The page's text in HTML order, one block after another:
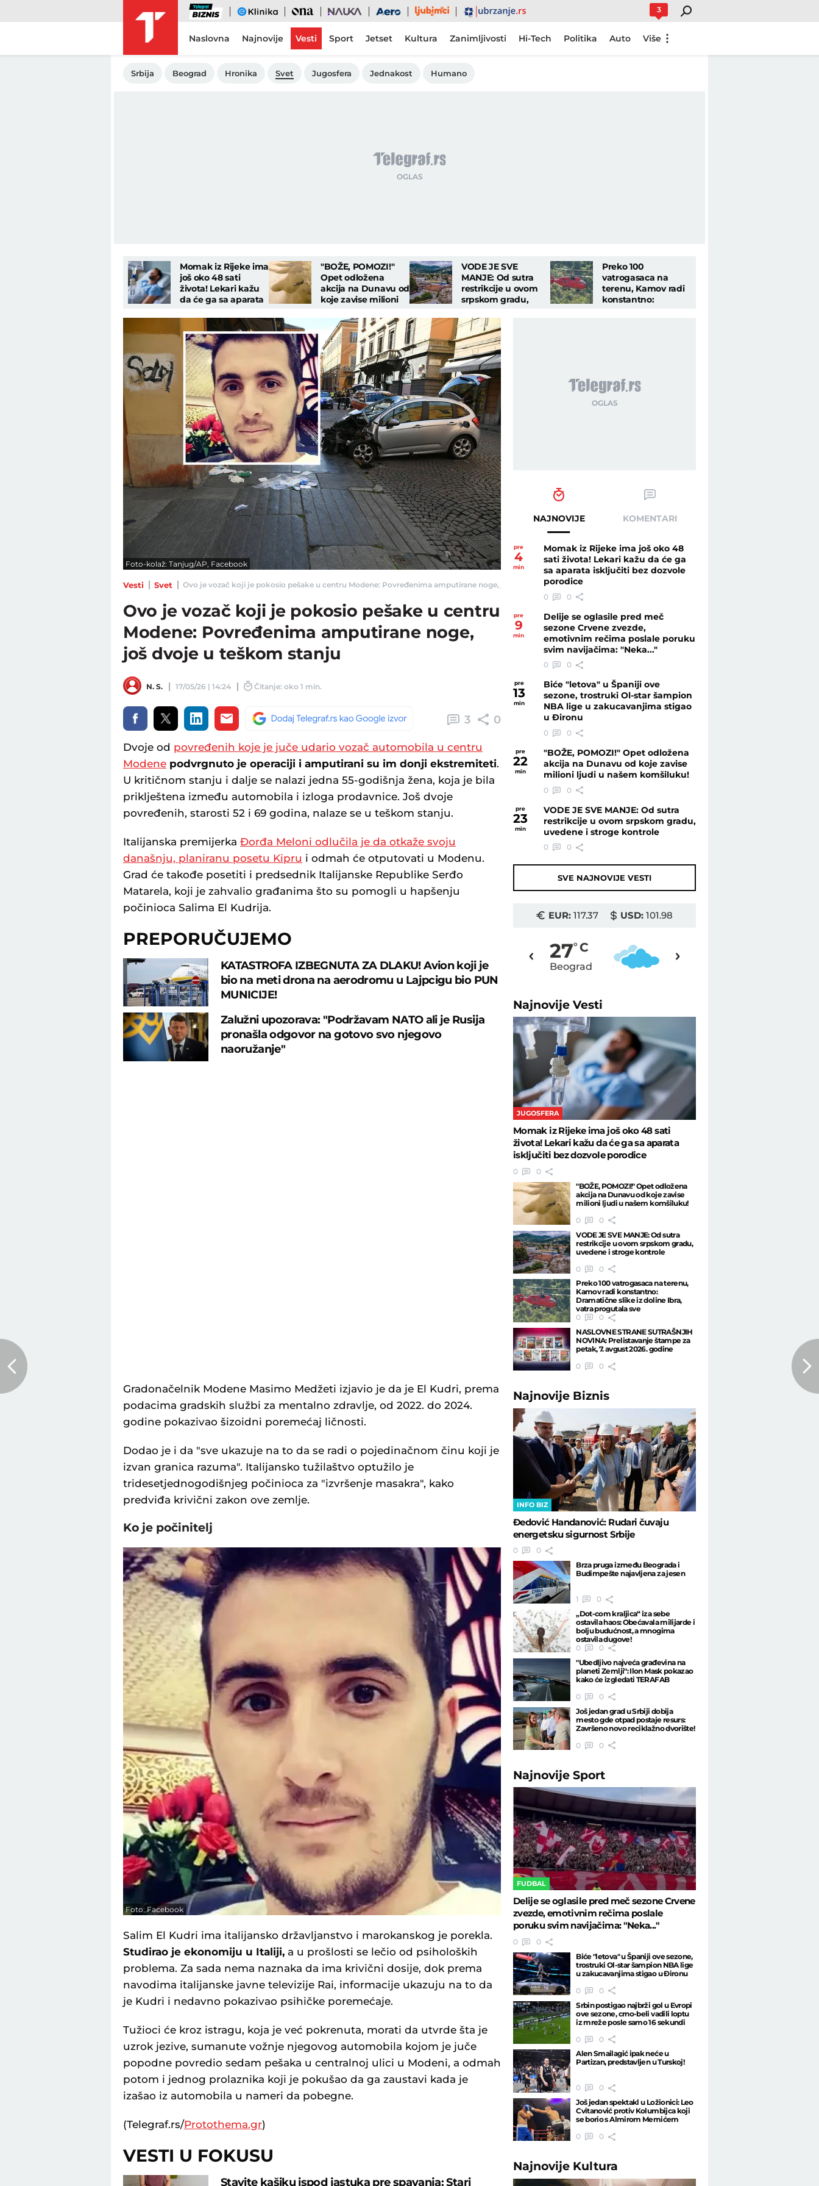
Biznis eKlinika Ona Nauka Aero Ljubimci Ubrzanje 3
Naslovna Najnovije Vesti Sport Jetset Kultura Zanimljivosti Hi-Tech Politika Auto Više
Srbija Beograd Hronika Svet Jugosfera Jednakost Humano
Momak iz Rijeke ima
još oko 48 sati
života! Lekari kažu
da će ga sa aparata
porodice
"BOŽE, POMOZI!"
Opet odložena
akcija na Dunavu od
koje zavise milioni
komšiluku!
VODE JE SVE
MANJE: Od sutra
restrikcije u ovom
srpskom gradu,
kontrole
Preko 100
vatrogasaca na
terenu, Kamov radi
konstantno:
Foto-kolaž: Tanjug/AP, Facebook
Vesti Svet Ovo je vozač koji je pokosio pešake u centru Modene: Povređenima amputirane noge, još dvoje u teškom stanju - Vesti - Telegraf.rs
Ovo je vozač koji je pokosio pešake u centru
Modene: Povređenima amputirane noge,
još dvoje u teškom stanju
N. S. 17/05/26 | 14:24 Čitanje: oko 1 min.
3 0
Dvoje od povređenih koje je juče udario vozač automobila u centru
Modene podvrgnuto je operaciji i amputirani su im donji ekstremiteti.
U kritičnom stanju i dalje se nalazi jedna 55-godišnja žena, koja je bila
priklještena između automobila i izloga prodavnice. Još dvoje
povređenih, starosti 52 i 69 godina, nalaze se u teškom stanju.
Italijanska premijerka Đorđa Meloni odlučila je da otkaže svoju
današnju, planiranu posetu Kipru i odmah će otputovati u Modenu.
Grad će takođe posetiti i predsednik Italijanske Republike Serđo
Matarela, koji je zahvalio građanima što su pomogli u hapšenju
počinioca Salima El Kudrija.
PREPORUČUJEMO
KATASTROFA IZBEGNUTA ZA DLAKU! Avion koji je
bio na meti drona na aerodromu u Lajpcigu bio PUN
MUNICIJE!
Zalužni upozorava: "Podržavam NATO ali je Rusija
pronašla odgovor na gotovo svo njegovo
naoružanje"
Gradonačelnik Modene Masimo Medžeti izjavio je da je El Kudri, prema
podacima gradskih službi za mentalno zdravlje, od 2022. do 2024.
godine pokazivao šizoidni poremećaj ličnosti.
Dodao je i da "sve ukazuje na to da se radi o pojedinačnom činu koji je
izvan granica razuma". Italijansko tužilaštvo optužilo je
tridesetjednogodišnjeg počinioca za "izvršenje masakra", kako
predviđa krivični zakon ove zemlje.
Ko je počinitelj
Foto: Facebook
Salim El Kudri ima italijansko državljanstvo i marokanskog je porekla.
Studirao je ekonomiju u Italiji, a u prošlosti se lečio od psiholoških
problema. Za sada nema naznaka da ima krivični dosije, dok prema
navodima italijanske javne televizije Rai, informacije ukazuju na to da
je Kudri i nedavno pokazivao psihičke poremećaje.
Tužioci će kroz istragu, koja je već pokrenuta, morati da utvrde šta je
uzrok jezive, sumanute vožnje njegovog automobila kojom je juče
popodne povredio sedam pešaka u centralnoj ulici u Modeni, a odmah
potom i jednog prolaznika koji je pokušao da ga zaustavi kada je
izašao iz automobila u nameri da pobegne.
(Telegraf.rs/Protothema.gr)
VESTI U FOKUSU
Stavite kašiku ispod jastuka pre spavanja: Stari
NAJNOVIJE KOMENTARI
pre
4
min
Momak iz Rijeke ima još oko 48
sati života! Lekari kažu da će ga
sa aparata isključiti bez dozvole
porodice
0 0
pre
9
min
Delije se oglasile pred meč
sezone Crvene zvezde,
emotivnim rečima poslale poruku
svim navijačima: "Neka..."
0 0
pre
13
min
Biće "letova" u Španiji ove
sezone, trostruki Ol-star šampion
NBA lige u zakucavanjima stigao
u Đironu
0 0
pre
22
min
"BOŽE, POMOZI!" Opet odložena
akcija na Dunavu od koje zavise
milioni ljudi u našem komšiluku!
0 0
pre
23
min
VODE JE SVE MANJE: Od sutra
restrikcije u ovom srpskom gradu,
uvedene i stroge kontrole
0 0
SVE NAJNOVIJE VESTI
EUR:117.37 USD: 101.98
Priština
27o C
Beograd
NajnovijeVesti
JUGOSFERA
Momak iz Rijeke ima još oko 48 sati
života! Lekari kažu da će ga sa aparata
isključiti bez dozvole porodice
0
0
"BOŽE, POMOZI!" Opet odložena
akcija na Dunavu od koje zavise
milioni ljudi u našem komšiluku!
0
0
VODE JE SVE MANJE: Od sutra
restrikcije u ovom srpskom gradu,
uvedene i stroge kontrole
0
0
Preko 100 vatrogasaca na terenu,
Kamov radi konstantno:
Dramatične slike iz doline Ibra,
vatra progutala sve
0
0
NASLOVNE STRANE SUTRAŠNJIH
NOVINA: Prelistavanje štampe za
petak, 7. avgust 2026. godine
0
0
Najnovije Biznis
INFO BIZ
Đedović Handanović: Rudari čuvaju
energetsku sigurnost Srbije
0
0
Brza pruga između Beograda i
Budimpešte najavljena za jesen
1
0
„Dot-com kraljica“ iza sebe
ostavila haos: Obećavala milijarde i
bolju budućnost, a mnogima
ostavila dugove!
0
0
"Ubedljivo najveća građevina na
planeti Zemlji": Ilon Mask pokazao
kako će izgledati TERAFAB
0
0
Još jedan grad u Srbiji dobija
mesto gde otpad postaje resurs:
Završeno novo reciklažno dvorište!
0
0
NajnovijeSport
FUDBAL
Delije se oglasile pred meč sezone Crvene
zvezde, emotivnim rečima poslale
poruku svim navijačima: "Neka..."
0
0
Biće "letova" u Španiji ove sezone,
trostruki Ol-star šampion NBA lige
u zakucavanjima stigao u Đironu
0
0
Srbin postigao najbrži gol u Evropi
ove sezone, crno-beli vadili loptu
iz mreže posle samo 16 sekundi
0
0
Alen Smailagić ipak neće u
Partizan, predstavljen u Turskoj!
0
0
Još jedan spektakl u Ložionici: Leo
Cvitanović protiv Kolumbijca koji
se borio s Almirom Memićem
0
0
Najnovije Kultura